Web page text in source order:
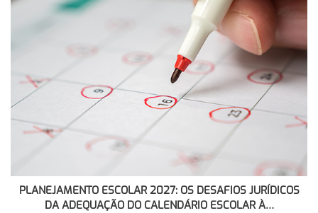
PLANEJAMENTO ESCOLAR 2027: OS DESAFIOS JURÍDICOS
DA ADEQUAÇÃO DO CALENDÁRIO ESCOLAR À…